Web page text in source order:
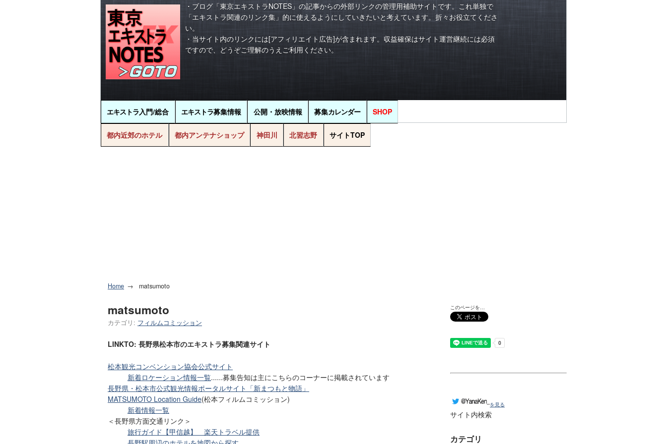
・ブログ「東京エキストラNOTES」の記事からの外部リンクの管理用補助サイトです。これ単独で
「エキストラ関連のリンク集」的に使えるようにしていきたいと考えています。折々お役立てくださ
い。
・当サイト内のリンクには[アフィリエイト広告]が含まれます。収益確保はサイト運営継続には必須
ですので、どうぞご理解のうえご利用ください。
エキストラ入門/総合 エキストラ募集情報 公開・放映情報 募集カレンダー SHOP
都内近郊のホテル 都内アンテナショップ 神田川 北習志野 サイトTOP
Home matsumoto
matsumoto
カテゴリ: フィルムコミッション
LINKTO: 長野県松本市のエキストラ募集関連サイト
松本観光コンベンション協会公式サイト
新着ロケーション情報一覧......募集告知は主にこちらのコーナーに掲載されています
長野県・松本市公式観光情報ポータルサイト「新まつもと物語」
MATSUMOTO Location Guide(松本フィルムコミッション)
新着情報一覧
＜長野県方面交通リンク＞
旅行ガイド【甲信越】 楽天トラベル提供
このページを…
を見る
サイト内検索
カテゴリ